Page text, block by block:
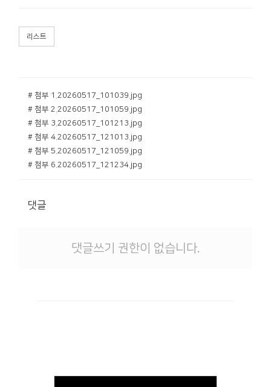
리스트
# 첨부 1.20260517_101039.jpg
# 첨부 2.20260517_101059.jpg
# 첨부 3.20260517_101213.jpg
# 첨부 4.20260517_121013.jpg
# 첨부 5.20260517_121059.jpg
# 첨부 6.20260517_121234.jpg
댓글
댓글쓰기 권한이 없습니다.